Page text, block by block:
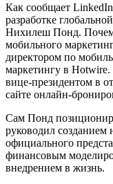
Как сообщает
разработке
Нихилеш Понд.
мобильного
директором по
маркетингу в
вице-президентом в
сайте онлайн-
Сам Понд
руководил созданием
официального
финансовым
внедрением в жизнь.